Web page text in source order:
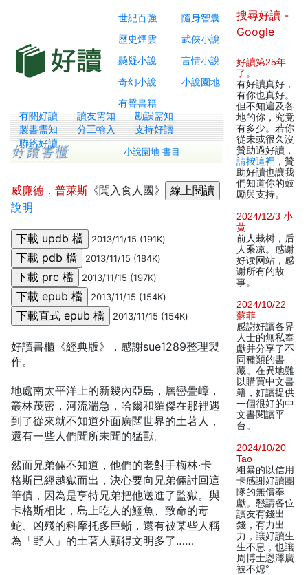
世紀百強
隨身智囊
歷史煙雲
武俠小說
懸疑小說
言情小說
奇幻小說
小說園地
有聲書籍
有關好讀 讀友需知
勘誤需知
製書需知
分工輸入
支持好讀
聯絡好讀
小說園地 書目
威廉德．普萊斯 《闖入食人國》
說明
2013/11/15 (191K)
2013/11/15 (184K)
2013/11/15 (197K)
2013/11/15 (154K)
2013/11/15 (154K)
好讀書櫃《經典版》，感謝sue1289整理製
作。
地處南太平洋上的新幾內亞島，層巒疊嶂，
叢林茂密，河流湍急，哈爾和羅傑在那裡遇
到了從來就不知道外面廣闊世界的土著人，
還有一些人們聞所未聞的猛獸。
然而兄弟倆不知道，他們的老對手梅林·卡
格斯已經越獄而出，決心要向兄弟倆討回這
筆債，因為是亨特兄弟把他送進了監獄。與
卡格斯相比，島上吃人的鱷魚、致命的毒
蛇、凶殘的科摩托多巨蜥，還有被某些人稱
為「野人」的土著人顯得文明多了……
搜尋好讀 -
Google
好讀第25年
了 。
有好讀真好，
有你也真好。
但不知遍及各
地的你，究竟
有多少。若你
從未或很久沒
贊助過好讀，
請按這裡 ，贊
助好讀也讓我
們知道你的鼓
勵與支持。
2024/12/3 小
黄
前人栽树，后
人乘凉。感谢
好读网站，感
谢所有的故
事。
2024/10/22
蘇菲
感謝好讀各界
人士的無私奉
獻并分享了不
同種類的書
藏。在異地難
以購買中文書
籍，好讀提供
一個很好的中
文書閱讀平
台。
2024/10/20
Tao
粗暴的以信用
卡感謝好讀團
隊的無償奉
獻。懇請各位
讀友有錢出
錢，有力出
力，讓好讀生
生不息，也讓
周博士恩澤廣
被不熄°